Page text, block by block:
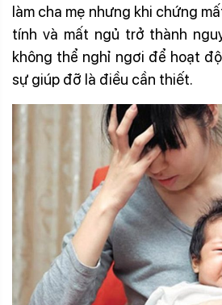
làm cha mẹ nhưng khi chứng
tính và mất ngủ trở thành
không thể nghỉ ngơi để hoạt
sự giúp đỡ là điều cần thiết.